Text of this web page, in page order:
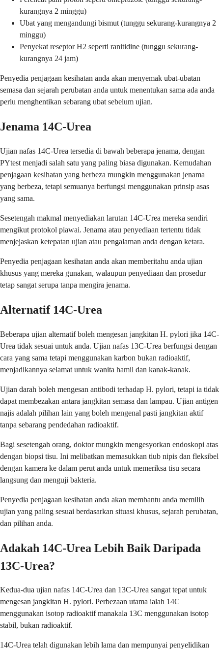
kurangnya 2 minggu)
Ubat yang mengandungi bismut (tunggu sekurang-kurangnya 2
minggu)
Penyekat reseptor H2 seperti ranitidine (tunggu sekurang-
kurangnya 24 jam)
Penyedia penjagaan kesihatan anda akan menyemak ubat-ubatan
semasa dan sejarah perubatan anda untuk menentukan sama ada anda
perlu menghentikan sebarang ubat sebelum ujian.
Jenama 14C-Urea
Ujian nafas 14C-Urea tersedia di bawah beberapa jenama, dengan
PYtest menjadi salah satu yang paling biasa digunakan. Kemudahan
penjagaan kesihatan yang berbeza mungkin menggunakan jenama
yang berbeza, tetapi semuanya berfungsi menggunakan prinsip asas
yang sama.
Sesetengah makmal menyediakan larutan 14C-Urea mereka sendiri
mengikut protokol piawai. Jenama atau penyediaan tertentu tidak
menjejaskan ketepatan ujian atau pengalaman anda dengan ketara.
Penyedia penjagaan kesihatan anda akan memberitahu anda ujian
khusus yang mereka gunakan, walaupun penyediaan dan prosedur
tetap sangat serupa tanpa mengira jenama.
Alternatif 14C-Urea
Beberapa ujian alternatif boleh mengesan jangkitan H. pylori jika 14C-
Urea tidak sesuai untuk anda. Ujian nafas 13C-Urea berfungsi dengan
cara yang sama tetapi menggunakan karbon bukan radioaktif,
menjadikannya selamat untuk wanita hamil dan kanak-kanak.
Ujian darah boleh mengesan antibodi terhadap H. pylori, tetapi ia tidak
dapat membezakan antara jangkitan semasa dan lampau. Ujian antigen
najis adalah pilihan lain yang boleh mengenal pasti jangkitan aktif
tanpa sebarang pendedahan radioaktif.
Bagi sesetengah orang, doktor mungkin mengesyorkan endoskopi atas
dengan biopsi tisu. Ini melibatkan memasukkan tiub nipis dan fleksibel
dengan kamera ke dalam perut anda untuk memeriksa tisu secara
langsung dan menguji bakteria.
Penyedia penjagaan kesihatan anda akan membantu anda memilih
ujian yang paling sesuai berdasarkan situasi khusus, sejarah perubatan,
dan pilihan anda.
Adakah 14C-Urea Lebih Baik Daripada
13C-Urea?
Kedua-dua ujian nafas 14C-Urea dan 13C-Urea sangat tepat untuk
mengesan jangkitan H. pylori. Perbezaan utama ialah 14C
menggunakan isotop radioaktif manakala 13C menggunakan isotop
stabil, bukan radioaktif.
14C-Urea telah digunakan lebih lama dan mempunyai penyelidikan